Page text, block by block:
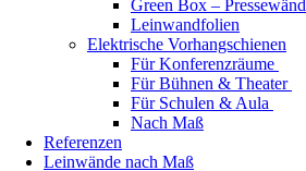
Green Box –
Leinwandfolien
Elektrische Vorhangschienen
Für Konferenzräume
Für Bühnen & Theater
Für Schulen & Aula
Nach Maß
Referenzen
Leinwände nach Maß